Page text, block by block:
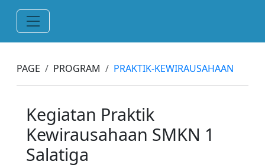
PAGE PROGRAM PRAKTIK-KEWIRAUSAHAAN
Kegiatan Praktik
Kewirausahaan SMKN 1
Salatiga